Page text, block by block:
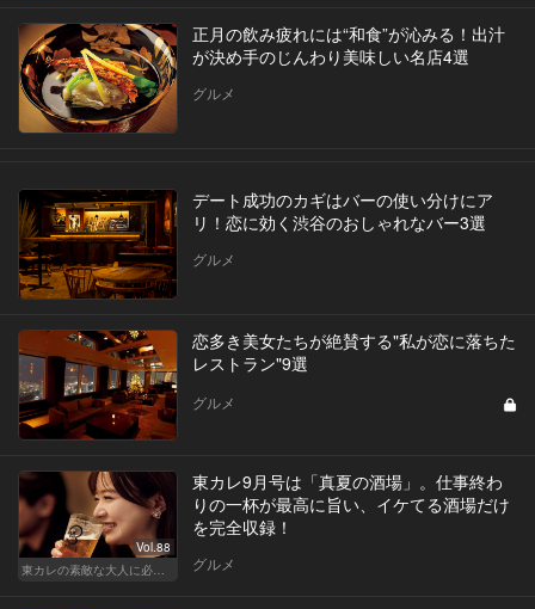
正月の飲み疲れには“和食”が沁みる！出汁
が決め手のじんわり美味しい名店4選
グルメ
デート成功のカギはバーの使い分けにア
リ！恋に効く渋谷のおしゃれなバー3選
グルメ
恋多き美女たちが絶賛する"私が恋に落ちた
レストラン"9選
グルメ
Vol.88
東カレの素敵な大人に必要なこと
東カレ9月号は「真夏の酒場」。仕事終わ
りの一杯が最高に旨い、イケてる酒場だけ
を完全収録！
グルメ